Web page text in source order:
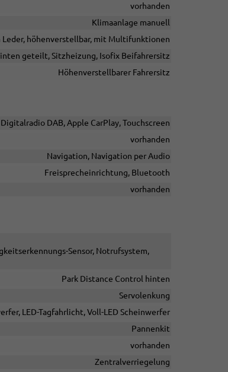
vorhanden
Klimaanlage manuell
Leder, höhenverstellbar, mit Multifunktionen
geteilt, Sitzheizung, Isofix Beifahrersitz
Höhenverstellbarer Fahrersitz
DAB, Apple CarPlay, Touchscreen
vorhanden
Navigation, Navigation per Audio
Freisprecheinrichtung, Bluetooth
vorhanden
Sensor, Notrufsystem,
Park Distance Control hinten
Servolenkung
LED-Tagfahrlicht, Voll-LED Scheinwerfer
Pannenkit
vorhanden
Zentralverriegelung